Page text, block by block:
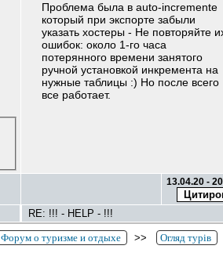
Проблема была в auto-incremente
который при экспорте забыли
указать хостеры - Не повторяйте
ошибок: около 1-го часа
потерянного времени занятого
ручной установкой инкремента на
нужные таблицы :) Но после всего
все работает.
13.04.20 -
RE: !!! - HELP - !!!
Форум о туризме и отдыхе >> Огляд турів